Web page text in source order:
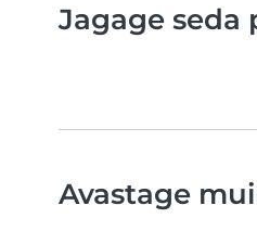
Jagage seda
Avastage